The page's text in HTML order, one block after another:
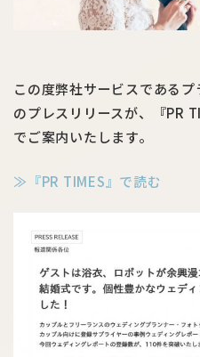
この度弊社サービスである
のプレスリリースが、『PR
でご案内いたします。
≫『PR TIMES』で読む